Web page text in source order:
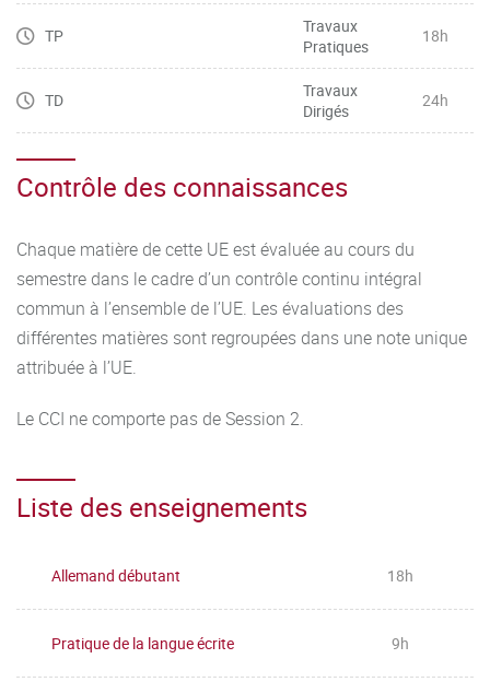
TP
Travaux
Pratiques
18h
TD
Travaux
Dirigés
24h
Contrôle des connaissances
Chaque matière de cette UE est évaluée au cours du
semestre dans le cadre d’un contrôle continu intégral
commun à l’ensemble de l’UE. Les évaluations des
différentes matières sont regroupées dans une note unique
attribuée à l’UE.
Le CCI ne comporte pas de Session 2.
Liste des enseignements
Allemand débutant 18h
Pratique de la langue écrite 9h